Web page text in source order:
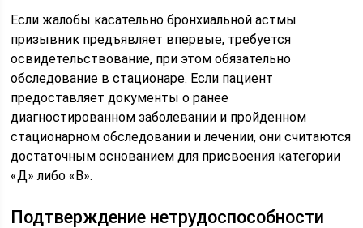
Если жалобы касательно бронхиальной астмы
призывник предъявляет впервые, требуется
освидетельствование, при этом обязательно
обследование в стационаре. Если пациент
предоставляет документы о ранее
диагностированном заболевании и пройденном
стационарном обследовании и лечении, они считаются
достаточным основанием для присвоения категории
«Д» либо «В».
Подтверждение нетрудоспособности